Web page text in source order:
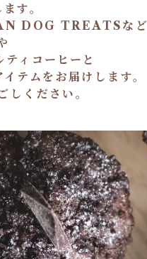
す。
DOG TREATSなど
ィコーヒーと
テムをお届けします。
しください。